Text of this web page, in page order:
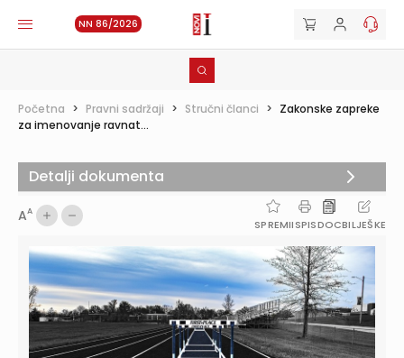
NN 86/2026
Početna > Pravni sadržaji > Stručni članci > Zakonske zapreke
za imenovanje ravnat...
AA
SPREMIISPISDOCBILJEŠKE
Detalji dokumenta